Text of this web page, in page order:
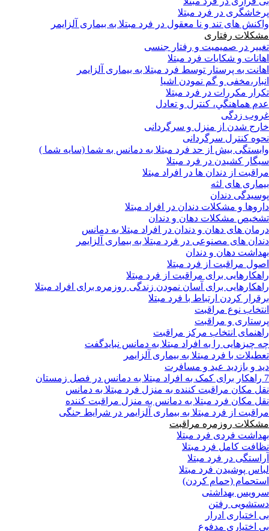
پرخاشگری در فرد مبتلا
واکنش های تند و نا معقول در فرد مبتلا به بیماری آلزایمر
مشکلات رفتاری
تغییر در صمیمیت و رفتار جنسی
اهانات و شکایات فرد مبتلا
اهانت به پرستار توسط فرد مبتلا به بیماری آلزایمر
انبار،مخفی و گم نمودن اشیا
تکرار مکررات در فرد مبتلا
عدم هماهنگي، كنترل و تعادل
غروب زدگی
خارج شدن از منزل و سرگردانی
نحوه کنترل سرگردانی
وابستگی بیش از حد فرد مبتلا به دمانس به شما (سایه شما )
سیگار کشیدن در فرد مبتلا
مراقبت از دندان ها در افراد مبتلا
بیماری های لثه
پوسیدگی دندان
داروها و مشکلات دندان در افراد مبتلا
تشخیص مشکلات دهان و دندان
درمان های دهان و دندان در افراد مبتلا به دمانس
دندان های مصنوعی در فرد مبتلا به بیماری آلزایمر
بهداشت دهان و دندان
اصول مراقبت از فرد مبتلا
راهکارهایی برای مراقبت از فرد مبتلا
راهکارهایی برای آسان نمودن زندگی روزمره برای افراد مبتلا
برقرار کردن ارتباط با فرد مبتلا
انتخاب نوع مراقبت
پرستاری و مراقبت
راهنمای انتخاب مرکز مراقبت
چه چیزهایی را به افراد مبتلا به دمانس نبایدگفت
تعطیلات با فرد مبتلا به بیماری آلزایمر
دید و بازدید عید و مسافرت
7 راهکار برای کمک به افراد مبتلا به دمانس در فصل زمستان
نقل مکان مراقبت کننده به منزل فرد مبتلا به دمانس
نقل مکان فرد مبتلا به دمانس به منزل مراقبت کننده
مراقبت از فرد مبتلا به بیماری آلزایمر در شرایط جنگی
مشکلات روزمره مراقبت
بهداشت فردی فرد مبتلا
نظافت کامل فرد مبتلا
آراستگی در فرد مبتلا
لباس پوشیدن فرد مبتلا
استحمام (حمام کردن)
سرویس بهداشتی
دستشویی رفتن
بی اختیاری ادرار
بی اختیاری مدفوع